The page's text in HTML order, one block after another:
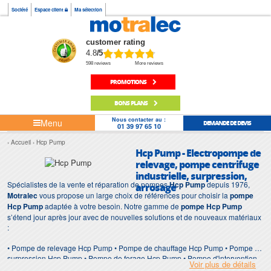
Société Espace client Ma sélection
customer rating
4.8/5
598 reviews More reviews
PROMOTIONS
BONS PLANS
Menu Nous contacter au :
01 39 97 65 10 DEMANDE DE DEVIS
Accueil Hcp Pump
Hcp Pump - Electropompe de
relevage, pompe centrifuge
industrielle, surpression,
arrosage
Spécialistes de la vente et réparation de pompesHcp Pumpdepuis 1976,
Motralecvous propose un large choix de références pour choisir la pompe
Hcp Pumpadaptée à votre besoin. Notre gamme depompe Hcp Pump
s’étend jour après jour avec de nouvelles solutions et de nouveaux matériaux
:
• Pompe de relevage Hcp Pump • Pompe de chauffage Hcp Pump • Pompe de
surpression Hcp Pump • Pompe de forage Hcp Pump • Pompe d'intervention
Hcp Pump • Pompe de chantier Hcp Pump • Pompe Hcp Pump pour
Voir plus de détails